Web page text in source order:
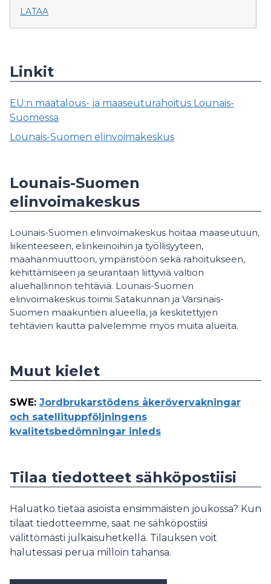
LATAA
Linkit
EU:n maatalous- ja maaseuturahoitus Lounais-
Suomessa
Lounais-Suomen elinvoimakeskus
Lounais-Suomen
elinvoimakeskus
Lounais-Suomen elinvoimakeskus hoitaa maaseutuun,
liikenteeseen, elinkeinoihin ja työllisyyteen,
maahanmuuttoon, ympäristöön sekä rahoitukseen,
kehittämiseen ja seurantaan liittyviä valtion
aluehallinnon tehtäviä. Lounais-Suomen
elinvoimakeskus toimii Satakunnan ja Varsinais-
Suomen maakuntien alueella, ja keskitettyjen
tehtävien kautta palvelemme myös muita alueita.
Muut kielet
SWE: Jordbrukarstödens åkerövervakningar
och satellituppföljningens
kvalitetsbedömningar inleds
Tilaa tiedotteet sähköpostiisi
Haluatko tietää asioista ensimmäisten joukossa? Kun
tilaat tiedotteemme, saat ne sähköpostiisi
välittömästi julkaisuhetkellä. Tilauksen voit
halutessasi perua milloin tahansa.